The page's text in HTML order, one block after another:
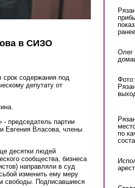
в СИЗО
срок содержания под
депутату от
- председатель партии
Евгения Власова, члены
десятки людей
сообщества, бизнеса
направляли в суд
изменить ему меру
свободы. Подписавшиеся
Олег
по